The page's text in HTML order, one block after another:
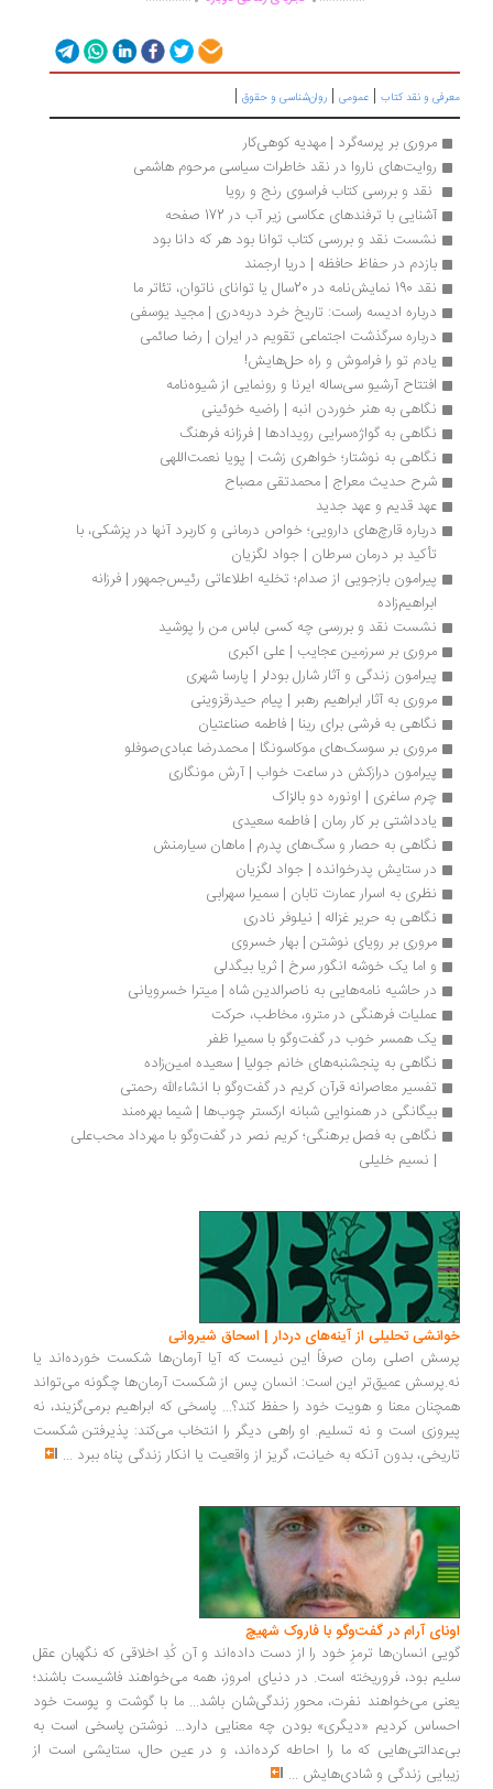
و نقد کتاب|عمومی |روان‌شناسی و حقوق|
مروری بر پرسه‌گرد | مهدیه کوهی‌کار
روایت‌های ناروا در نقد خاطرات سیاسی مرحوم هاشمی
نقد و بررسی کتاب فراسوی رنج و رویا
آشنایی با ترفندهای عکاسی زیر آب در 172 صفحه
نشست نقد و بررسی کتاب توانا بود هر که دانا بود
بازدم در حفاظ حافظه | دریا ارجمند
درباره ادیسه راست: تاریخ خرد دربه‌دری | مجید یوسفی
درباره سرگذشت اجتماعی تقویم در ایران | رضا صائمی
یادم تو را فراموش و راه حل‌هایش!
افتتاح آرشیو سی‌ساله ایرنا و رونمایی از شیوه‌نامه
نگاهی به هنر خوردن انبه | راضیه خوئینی
نگاهی به گواژه‌سرایی رویدادها | فرزانه فرهنگ
نگاهی به نوشتار؛ خواهری زشت | پویا نعمت‌‌اللهی
شرح حدیث معراج | محمدتقی مصباح
عهد قدیم‌ و عهد جدید
درباره قارچ‌های دارویی؛ خواص درمانی و کاربرد آنها در پزشکی، با
تأکید بر درمان سرطان | جواد لگزیان
ابراهیم‌زاده
نشست نقد و بررسی چه کسی لباس من را پوشید
مروری بر سرزمین عجایب | علی اكبری
پیرامون زندگی و آثار شارل بودلر | پارسا شهری
مروری به آثار ابراهیم رهبر | پیام حیدرقزوینی
نگاهی به فرشی برای رینا | فاطمه صناعتیان
مروری بر سوسک‌های موکاسونگا | محمدرضا عبادی‌صوفلو
پیرامون درازکش در ساعت خواب | آرش مونگاری
چرم ساغری | اونوره دو بالزاک
یادداشتی بر کار رمان | فاطمه سعیدی
نگاهی به حصار و سگ‌های پدرم | ماهان سیارمنش
در ستایش پدرخوانده | جواد لگزیان
نظری به اسرار عمارت تابان | سمیرا سهرابی
نگاهی به حریر غزاله | نیلوفر نادری
مروری بر رویای نوشتن | بهار خسروی
و اما یک خوشه انگور سرخ | ثریا بیگدلی
در حاشیه نامه‌هایی به ناصرالدین شاه | میترا خسرویانی
عملیات فرهنگی در مترو، مخاطب، حرکت
یک همسر خوب در گفت‌وگو با سمیرا ظفر
نگاهی به پنجشنبه‌های خانم جولیا | سعیده امین‌زاده
تفسیر معاصرانه قرآن کریم در گفت‌وگو با انشاءالله رحمتی
بیگانگی در همنوایی شبانه ارکستر چوب‌ها | شیما بهره‌مند
نگاهی به فصل برهنگی؛ کریم نصر در گفت‌وگو با مهرداد محب‌علی
| نسیم خلیلی
تحلیلی از آینه‌های دردار | اسحاق شیروانی
اصلی رمان صرفاً این نیست که آیا آرمان‌ها شکست خورده‌اند یا
عمیق‌تر این است: انسان پس از شکست آرمان‌ها چگونه می‌تواند
معنا و هویت خود را حفظ کند؟... پاسخی که ابراهیم برمی‌گزیند، نه
است و نه تسلیم. او راهی دیگر را انتخاب می‌کند: پذیرفتن شکست
بدون آنکه به خیانت، گریز از واقعیت یا انکار زندگی پناه ببرد...
آرام در گفت‌وگو با فاروک شهیچ‭
انسان‌ها ترمزِ خود را از دست داده‌اند و آن کُدِ اخلاقی که نگهبان عقل
بود، فروریخته است. در دنیای امروز، همه می‌خواهند فاشیست باشند؛
می‌خواهند نفرت، محورِ زندگی‌شان باشد... ما با گوشت و پوست خود
کردیم «دیگری» بودن چه معنایی دارد... نوشتن پاسخی است به
که ما را احاطه کرده‌اند، و در عین حال، ستایشی است از
زندگی و شادی‌هایش...